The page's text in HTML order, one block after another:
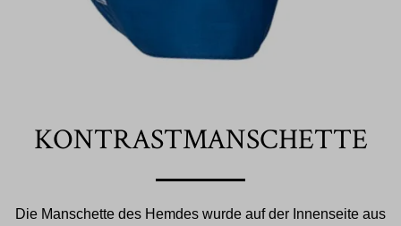
KONTRASTMANSCHETTE
Die Manschette des Hemdes wurde auf der Innenseite aus